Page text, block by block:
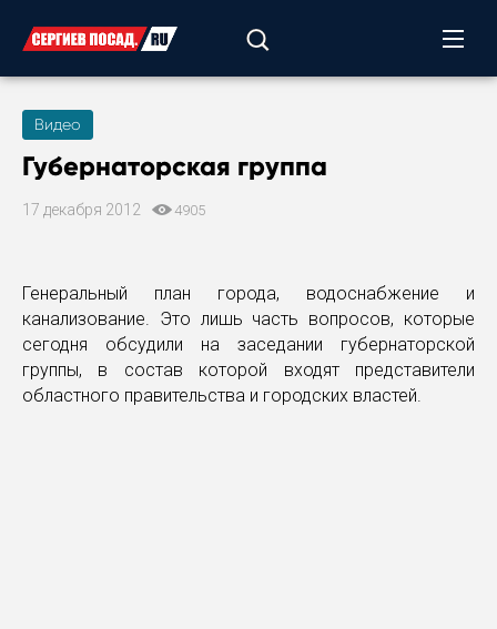
Видео
Губернаторская группа
17 декабря 2012 4905
Генеральный план города, водоснабжение и
канализование. Это лишь часть вопросов, которые
сегодня обсудили на заседании губернаторской
группы, в состав которой входят представители
областного правительства и городских властей.